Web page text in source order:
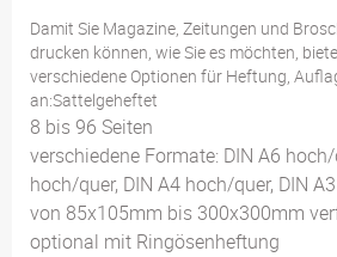
Damit Sie Magazine, Zeitungen und
drucken können, wie Sie es möchten,
verschiedene Optionen für Heftung,
an:Sattelgeheftet
8 bis 96 Seiten
verschiedene Formate: DIN A6 hoch/
hoch/quer, DIN A4 hoch/quer, DIN
von 85x105mm bis 300x300mm
optional mit Ringösenheftung